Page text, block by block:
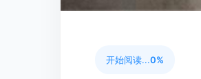
开始阅读...0%